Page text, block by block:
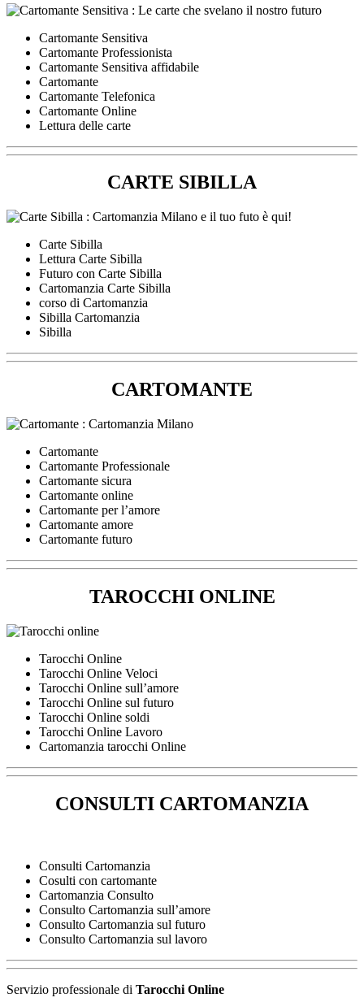
Cartomante Sensitiva
Cartomante Professionista
Cartomante Sensitiva affidabile
Cartomante
Cartomante Telefonica
Cartomante Online
Lettura delle carte
CARTE SIBILLA
Carte Sibilla
Lettura Carte Sibilla
Futuro con Carte Sibilla
Cartomanzia Carte Sibilla
corso di Cartomanzia
Sibilla Cartomanzia
Sibilla
CARTOMANTE
Cartomante
Cartomante Professionale
Cartomante sicura
Cartomante online
Cartomante per l’amore
Cartomante amore
Cartomante futuro
TAROCCHI ONLINE
Tarocchi Online
Tarocchi Online Veloci
Tarocchi Online sull’amore
Tarocchi Online sul futuro
Tarocchi Online soldi
Tarocchi Online Lavoro
Cartomanzia tarocchi Online
CONSULTI CARTOMANZIA
Consulti Cartomanzia
Cosulti con cartomante
Cartomanzia Consulto
Consulto Cartomanzia sull’amore
Consulto Cartomanzia sul futuro
Consulto Cartomanzia sul lavoro
Servizio professionale di Tarocchi Online